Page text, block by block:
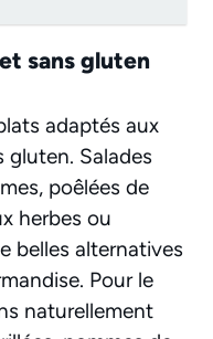
sans gluten
adaptés aux
gluten. Salades
poêlées de
herbes ou
belles alternatives
Pour le
naturellement